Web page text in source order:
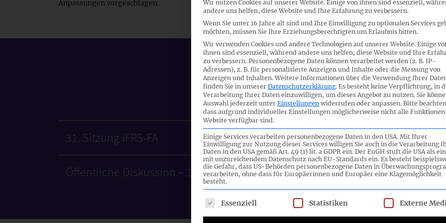
Anpassungen vorgeschlagen.
ZUGEHÖRIGE
31. Sitzung IFRS-FA
Öffentliche Diskussion – 10. September 2014
Wir nutzen Cookies auf unserer Website. Einige von ihnen sind essenziell,
andere uns helfen, diese Website und Ihre Erfahrung zu verbessern.
Wenn Sie unter 16 Jahre alt sind und Ihre Einwilligung zu optionalen Services
möchten, müssen Sie Ihre Erziehungsberechtigten um Erlaubnis bitten.
Wir verwenden Cookies und andere Technologien auf unserer Website. Einige
ihnen sind essenziell, während andere uns helfen, diese Website und Ihre
zu verbessern. Personenbezogene Daten können verarbeitet werden (z. B. IP-
Adressen), z. B. für personalisierte Anzeigen und Inhalte oder die Messung von
Anzeigen und Inhalten. Weitere Informationen über die Verwendung Ihrer
finden Sie in unserer Datenschutzerklärung. Es besteht keine Verpflichtung, in
Verarbeitung Ihrer Daten einzuwilligen, um dieses Angebot zu nutzen. Sie
Auswahl jederzeit unter Einstellungen widerrufen oder anpassen. Bitte
dass aufgrund individueller Einstellungen möglicherweise nicht alle
Website verfügbar sind.
Einige Services verarbeiten personenbezogene Daten in den USA. Mit Ihrer
Einwilligung zur Nutzung dieser Services willigen Sie auch in die Verarbeitung
Daten in den USA gemäß Art. 49 (1) lit. a GDPR ein. Der EuGH stuft die USA als
mit unzureichendem Datenschutz nach EU-Standards ein. Es besteht
die Gefahr, dass US-Behörden personenbezogene Daten in
verarbeiten, ohne dass für Europäerinnen und Europäer eine Klagemöglichkeit
besteht.
Es folgt eine Liste der Service-Gruppen, für die eine Einwilligung
Essenziell Statistiken Externe